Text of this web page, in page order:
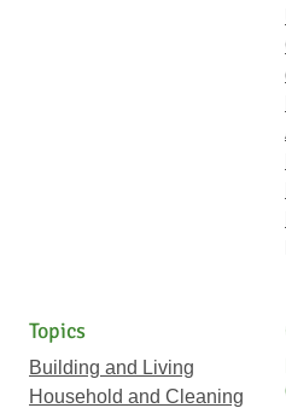
Topics
Building and Living
Household and Cleaning